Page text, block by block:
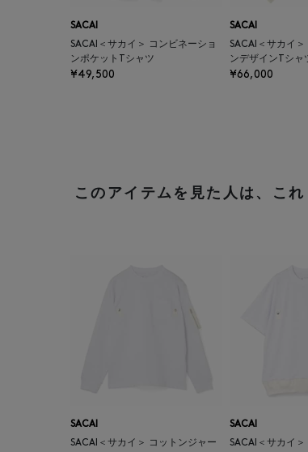
SACAI
SACAI＜サカイ＞ コンビネーショ
ンポケットTシャツ
¥49,500
SACAI
SACAI＜サカイ＞
ンデザインTシャ
¥66,000
このアイテムを見た人は、こ
SACAI
SACAI＜サカイ＞ コットンジャー
SACAI
SACAI＜サカイ